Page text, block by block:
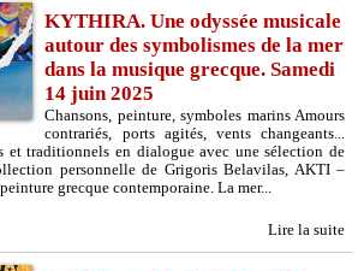
KYTHIRA. Une odyssée musicale
autour des symbolismes de la mer
dans la musique grecque. Samedi
14 juin 2025
Chansons, peinture, symboles marins Amours
contrariés, ports agités, vents changeants...
et traditionnels en dialogue avec une sélection de
personnelle de Grigoris Belavilas, AKTI –
grecque contemporaine. La mer...
Lire la suite